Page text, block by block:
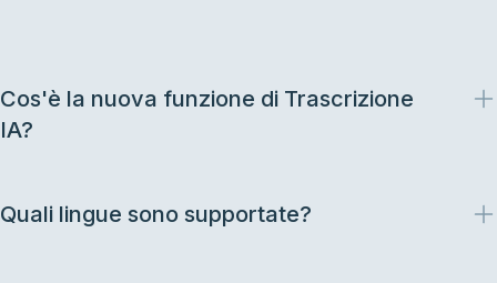
Cos'è la nuova funzione di Trascrizione
IA?
Quali lingue sono supportate?